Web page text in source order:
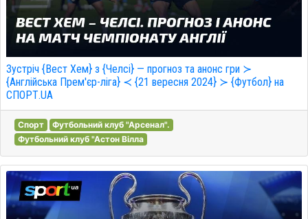
Зустріч {Вест Хем} з {Челсі} — прогноз та анонс гри ≻
{Англійська Прем'єр-ліга} ≺ {21 вересня 2024} ≻ {Футбол} на
СПОРТ.UA
Спорт
Футбольний клуб "Арсенал".
Футбольний клуб "Астон Вілла